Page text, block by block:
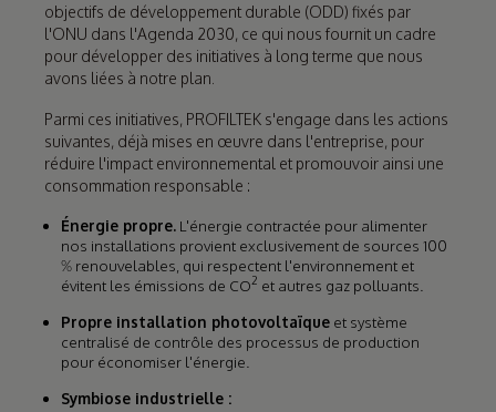
objectifs de développement durable (ODD) fixés par
l'ONU dans l'Agenda 2030, ce qui nous fournit un cadre
pour développer des initiatives à long terme que nous
avons liées à notre plan.
Parmi ces initiatives, PROFILTEK s'engage dans les actions
suivantes, déjà mises en œuvre dans l'entreprise, pour
réduire l'impact environnemental et promouvoir ainsi une
consommation responsable :
Énergie propre. L'énergie contractée pour alimenter
nos installations provient exclusivement de sources 100
% renouvelables, qui respectent l'environnement et
évitent les émissions de CO2 et autres gaz polluants.
Propre installation photovoltaïque et système
centralisé de contrôle des processus de production
pour économiser l'énergie.
Symbiose industrielle :